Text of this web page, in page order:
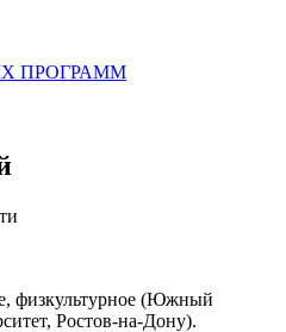
ПРОГРАММ
физкультурное (Южный
Ростов-на-Дону).